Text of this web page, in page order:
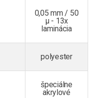
0,05 mm / 50
µ - 13x
laminácia
polyester
špeciálne
akrylové